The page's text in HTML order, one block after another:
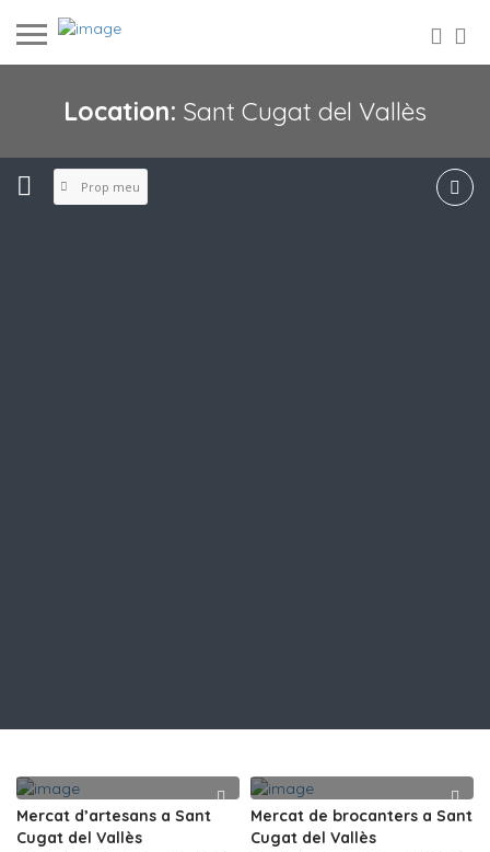
Location: Sant Cugat del Vallès
Prop meu
Mercat d’artesans a Sant
Cugat del Vallès
Mercat de brocanters a Sant
Cugat del Vallès